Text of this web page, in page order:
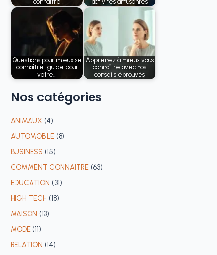
connaître
activités amusantes
Questions pour mieux se
connaître : guide pour
votre…
Apprenez à mieux vous
connaître avec nos
conseils éprouvés
Nos catégories
ANIMAUX (4)
AUTOMOBILE (8)
BUSINESS (15)
COMMENT CONNAITRE (63)
EDUCATION (31)
HIGH TECH (18)
MAISON (13)
MODE (11)
RELATION (14)